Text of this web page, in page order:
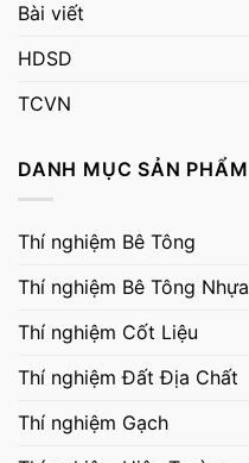
Bài viết
HDSD
TCVN
DANH MỤC SẢN PHẨM
Thí nghiệm Bê Tông
Thí nghiệm Bê Tông Nhựa
Thí nghiệm Cốt Liệu
Thí nghiệm Đất Địa Chất
Thí nghiệm Gạch